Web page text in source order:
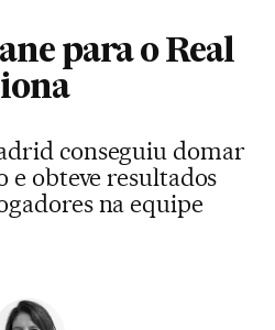
para o Real
conseguiu domar
e obteve resultados
na equipe